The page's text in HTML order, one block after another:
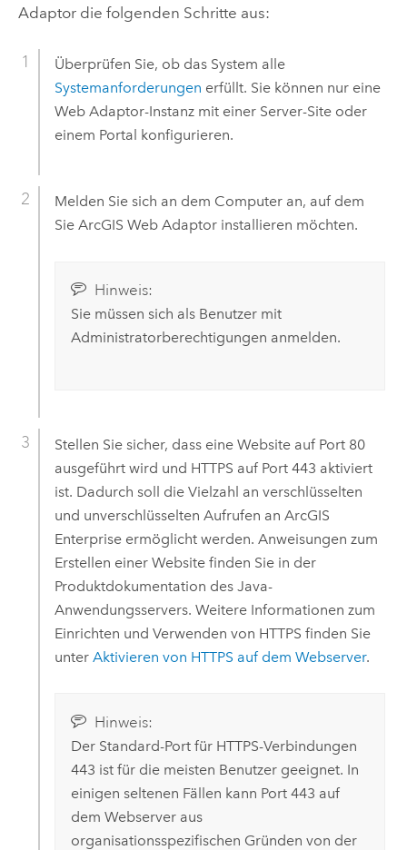
Adaptordie folgenden Schritte aus:
Überprüfen Sie, ob das System alle
Systemanforderungen erfüllt. Sie können nur eine
Web Adaptor-Instanz mit einer Server-Site oder
einem Portal konfigurieren.
Melden Sie sich an dem Computer an, auf dem
Sie ArcGIS Web Adaptorinstallieren möchten.
Hinweis:
Sie müssen sich als Benutzer mit
Administratorberechtigungen anmelden.
Stellen Sie sicher, dass eine Website auf Port 80
ausgeführt wird und HTTPS auf Port 443 aktiviert
ist. Dadurch soll die Vielzahl an verschlüsselten
und unverschlüsselten Aufrufen an ArcGIS
Enterpriseermöglicht werden. Anweisungen zum
Erstellen einer Website finden Sie in der
Produktdokumentation des Java-
Anwendungsservers. Weitere Informationen zum
Einrichten und Verwenden von HTTPS finden Sie
unter Aktivieren von HTTPS auf dem Webserver.
Hinweis:
Der Standard-Port für HTTPS-Verbindungen
443 ist für die meisten Benutzer geeignet. In
einigen seltenen Fällen kann Port 443 auf
dem Webserver aus
organisationsspezifischen Gründen von der